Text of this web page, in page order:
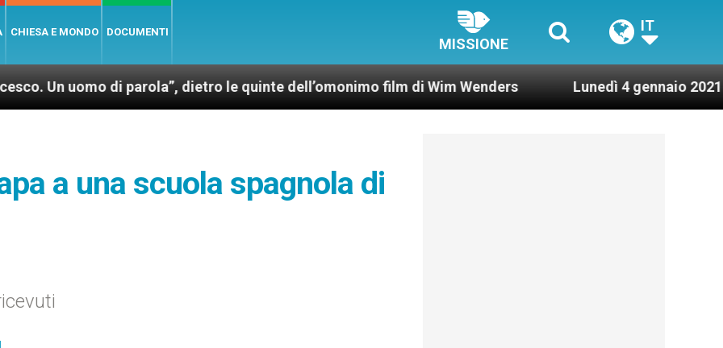
CHIESA E MONDO DOCUMENTI
MISSIONE
IT
di parola”, dietro le quinte dell’omonimo film di Wim Wenders Lunedì 4 gennaio 2021:
a una scuola spagnola di